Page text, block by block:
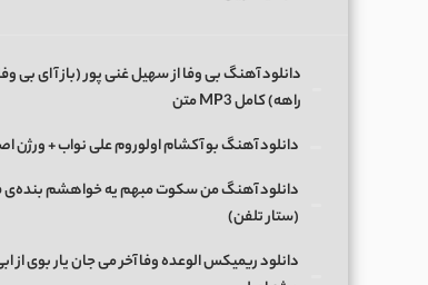
دانلود آهنگ بی وفا از سهیل غنی پور (ﺑﺎز آ ای ﺑﻰ
راﻫﻪ) کامل MP3 متن
دانلود آهنگ بو آکشام اولوروم علی نواب + ورژن
دانلود آهنگ من سکوت مبهم یه خواهشم بنده‌ی
(ستار تلفن)